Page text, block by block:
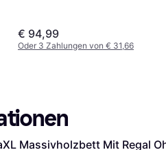
€ 94,99
Oder 3 Zahlungen von € 31,66
Massivholzbett Mit Regal